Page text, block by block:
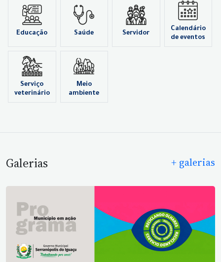
Educação Saúde Servidor
Calendário
de eventos
Serviço
veterinário
Meio
ambiente
Galerias + galerias